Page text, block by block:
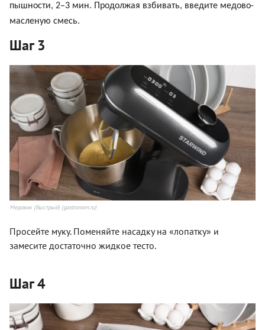
пышности, 2–3 мин. Продолжая взбивать, введите медово-
масленую смесь.
Шаг 3
Медовик (быстрый) (gastronom.ru)
Просейте муку. Поменяйте насадку на «лопатку» и
замесите достаточно жидкое тесто.
Шаг 4